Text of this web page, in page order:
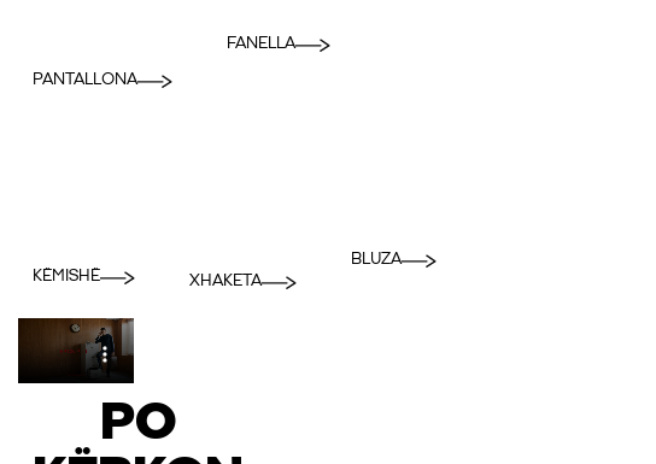
PANTALLONA
FANELLA
KËMISHË XHAKETA
BLUZA
PO